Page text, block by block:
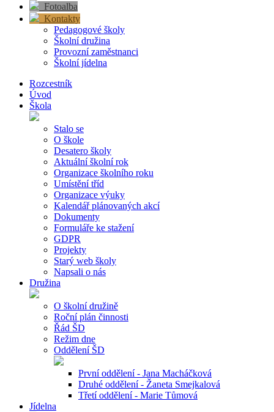
Fotoalba
Kontakty
Pedagogové školy
Školní družina
Provozní zaměstnanci
Školní jídelna
Rozcestník
Úvod
Škola
Stalo se
O škole
Desatero školy
Aktuální školní rok
Organizace školního roku
Umístění tříd
Organizace výuky
Kalendář plánovaných akcí
Dokumenty
Formuláře ke stažení
GDPR
Projekty
Starý web školy
Napsali o nás
Družina
O školní družině
Roční plán činnosti
Řád ŠD
Režim dne
Oddělení ŠD
První oddělení - Jana Macháčková
Druhé oddělení - Žaneta Smejkalová
Třetí oddělení - Marie Tůmová
Jídelna